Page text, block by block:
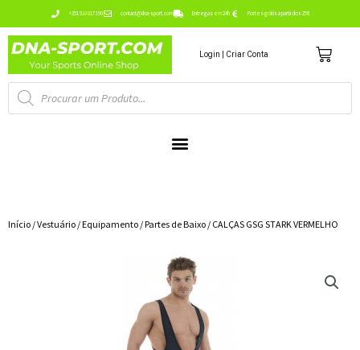
para
conteúdo
+351 910 017 190 contact@dna-sport.com Entregas em 24h Portes grátis a partir dos 25€
Login | Criar Conta
Pesquisa
de
produtos
Início /Vestuário / Equipamento / Partes de Baixo / CALÇAS GSG STARK VERMELHO